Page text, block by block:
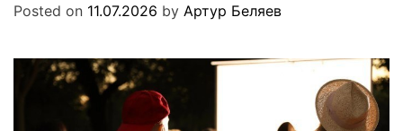
Posted on 11.07.2026 by Артур Беляев